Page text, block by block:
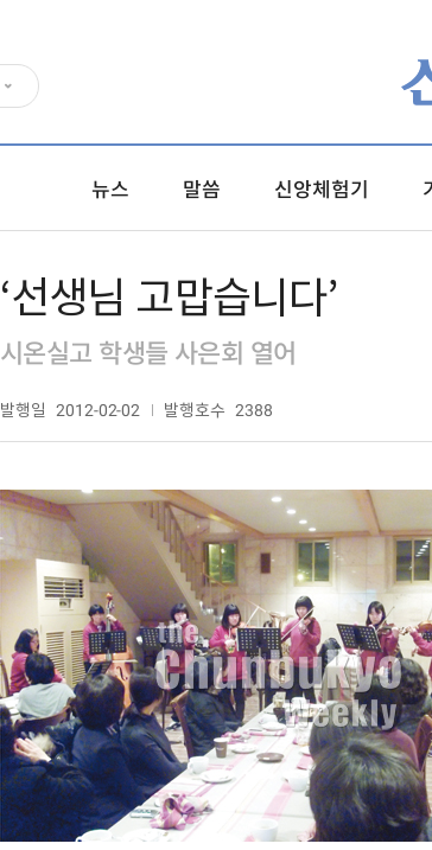
뉴스 말씀 신앙체험기
‘선생님 고맙습니다’
시온실고 학생들 사은회 열어
발행일 2012-02-02 발행호수 2388